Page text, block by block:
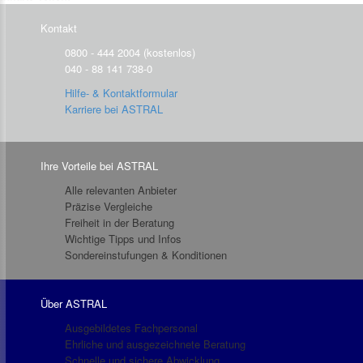
Kontakt
0800 - 444 2004 (kostenlos)
040 - 88 141 738-0
Hilfe- & Kontaktformular
Karriere bei ASTRAL
Ihre Vorteile bei ASTRAL
Alle relevanten Anbieter
Präzise Vergleiche
Freiheit in der Beratung
Wichtige Tipps und Infos
Sondereinstufungen & Konditionen
Über ASTRAL
Ausgebildetes Fachpersonal
Ehrliche und ausgezeichnete Beratung